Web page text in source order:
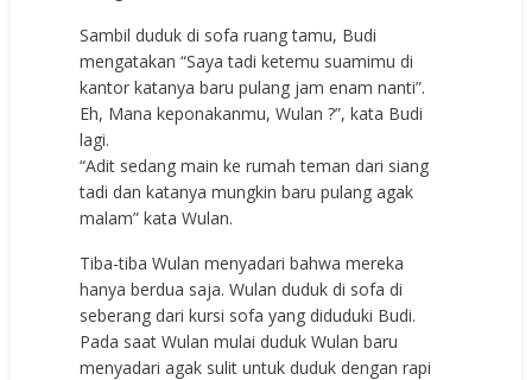
Sambil duduk di sofa ruang tamu, Budi
mengatakan “Saya tadi ketemu suamimu di
kantor katanya baru pulang jam enam nanti”.
Eh, Mana keponakanmu, Wulan ?”, kata Budi
lagi.
“Adit sedang main ke rumah teman dari siang
tadi dan katanya mungkin baru pulang agak
malam” kata Wulan.
Tiba-tiba Wulan menyadari bahwa mereka
hanya berdua saja. Wulan duduk di sofa di
seberang dari kursi sofa yang diduduki Budi.
Pada saat Wulan mulai duduk Wulan baru
menyadari agak sulit untuk duduk dengan rapi